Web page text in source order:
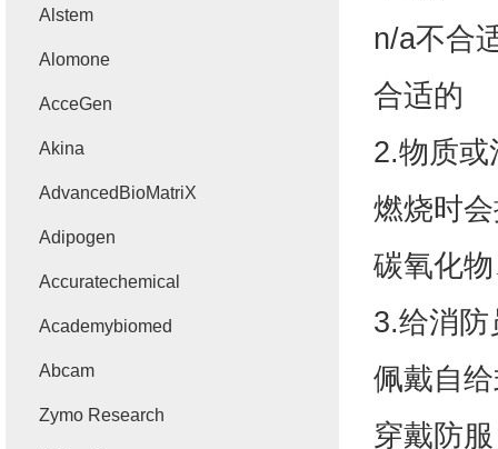
n/a不合
合适的
2.物质或
燃烧时
碳氧化
3.给消防
佩戴自
穿戴防
Alstem
Alomone
AcceGen
Akina
AdvancedBioMatriX
Adipogen
Accuratechemical
Academybiomed
Abcam
Zymo Research